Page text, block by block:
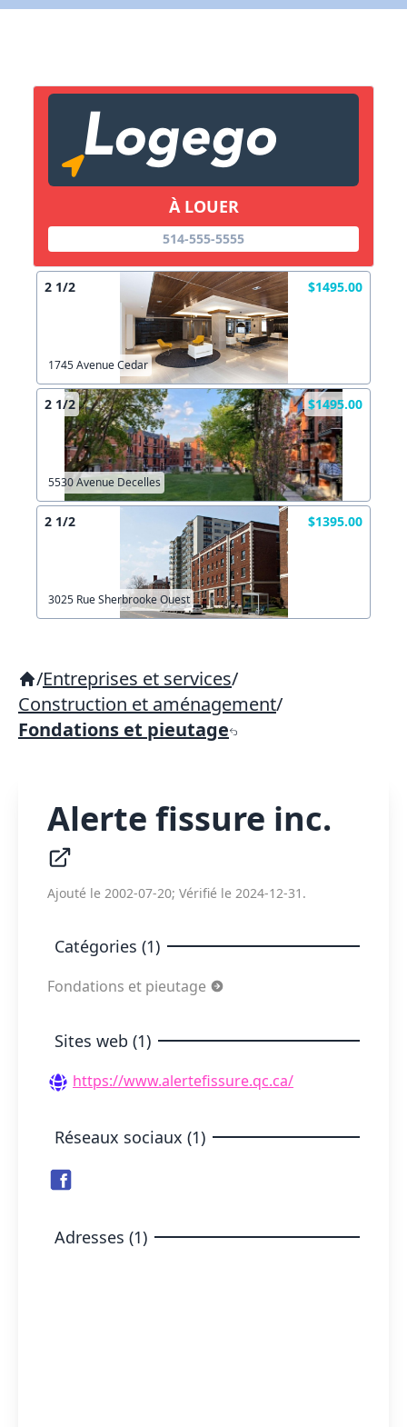
À LOUER
514-555-5555
2 1/2 $1495.00
1745 Avenue Cedar
2 1/2 $1495.00
5530 Avenue Decelles
2 1/2 $1395.00
3025 Rue Sherbrooke Ouest
/Entreprises et services/
Construction et aménagement/
Fondations et pieutage
Alerte fissure inc.
Ajouté le 2002-07-20; Vérifié le 2024-12-31.
Catégories (1)
Fondations et pieutage
Sites web (1)
https://www.alertefissure.qc.ca/
Réseaux sociaux (1)
Adresses (1)
Lien vers inscription (sera inclus dans courriel)
Copier lien
X Fermer
X Fermer